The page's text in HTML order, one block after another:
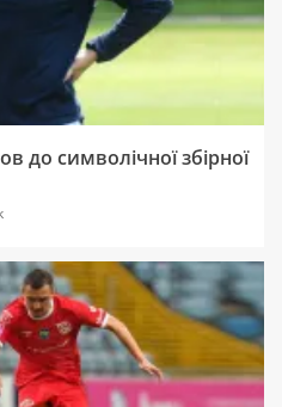
до символічної збірної